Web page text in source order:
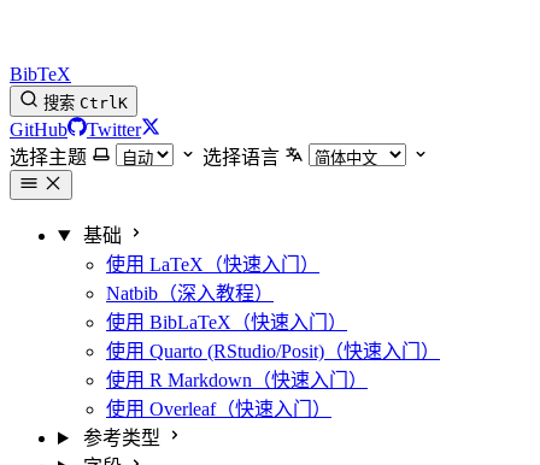
BibTeX
搜索 CtrlK
GitHub
Twitter
选择主题
选择语言
基础
使用 LaTeX（快速入门）
Natbib（深入教程）
使用 BibLaTeX（快速入门）
使用 Quarto (RStudio/Posit)（快速入门）
使用 R Markdown（快速入门）
使用 Overleaf（快速入门）
参考类型